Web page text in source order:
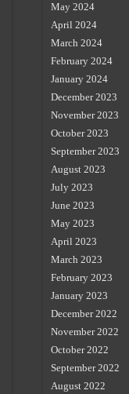
May 2024
April 2024
March 2024
February 2024
January 2024
December 2023
November 2023
October 2023
September 2023
August 2023
July 2023
June 2023
May 2023
April 2023
March 2023
February 2023
January 2023
December 2022
November 2022
October 2022
September 2022
August 2022